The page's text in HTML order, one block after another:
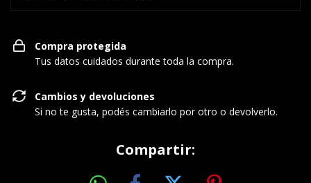
Compra protegida
Tus datos cuidados durante toda la compra.
Cambios y devoluciones
Si no te gusta, podés cambiarlo por otro o devolverlo.
Compartir: